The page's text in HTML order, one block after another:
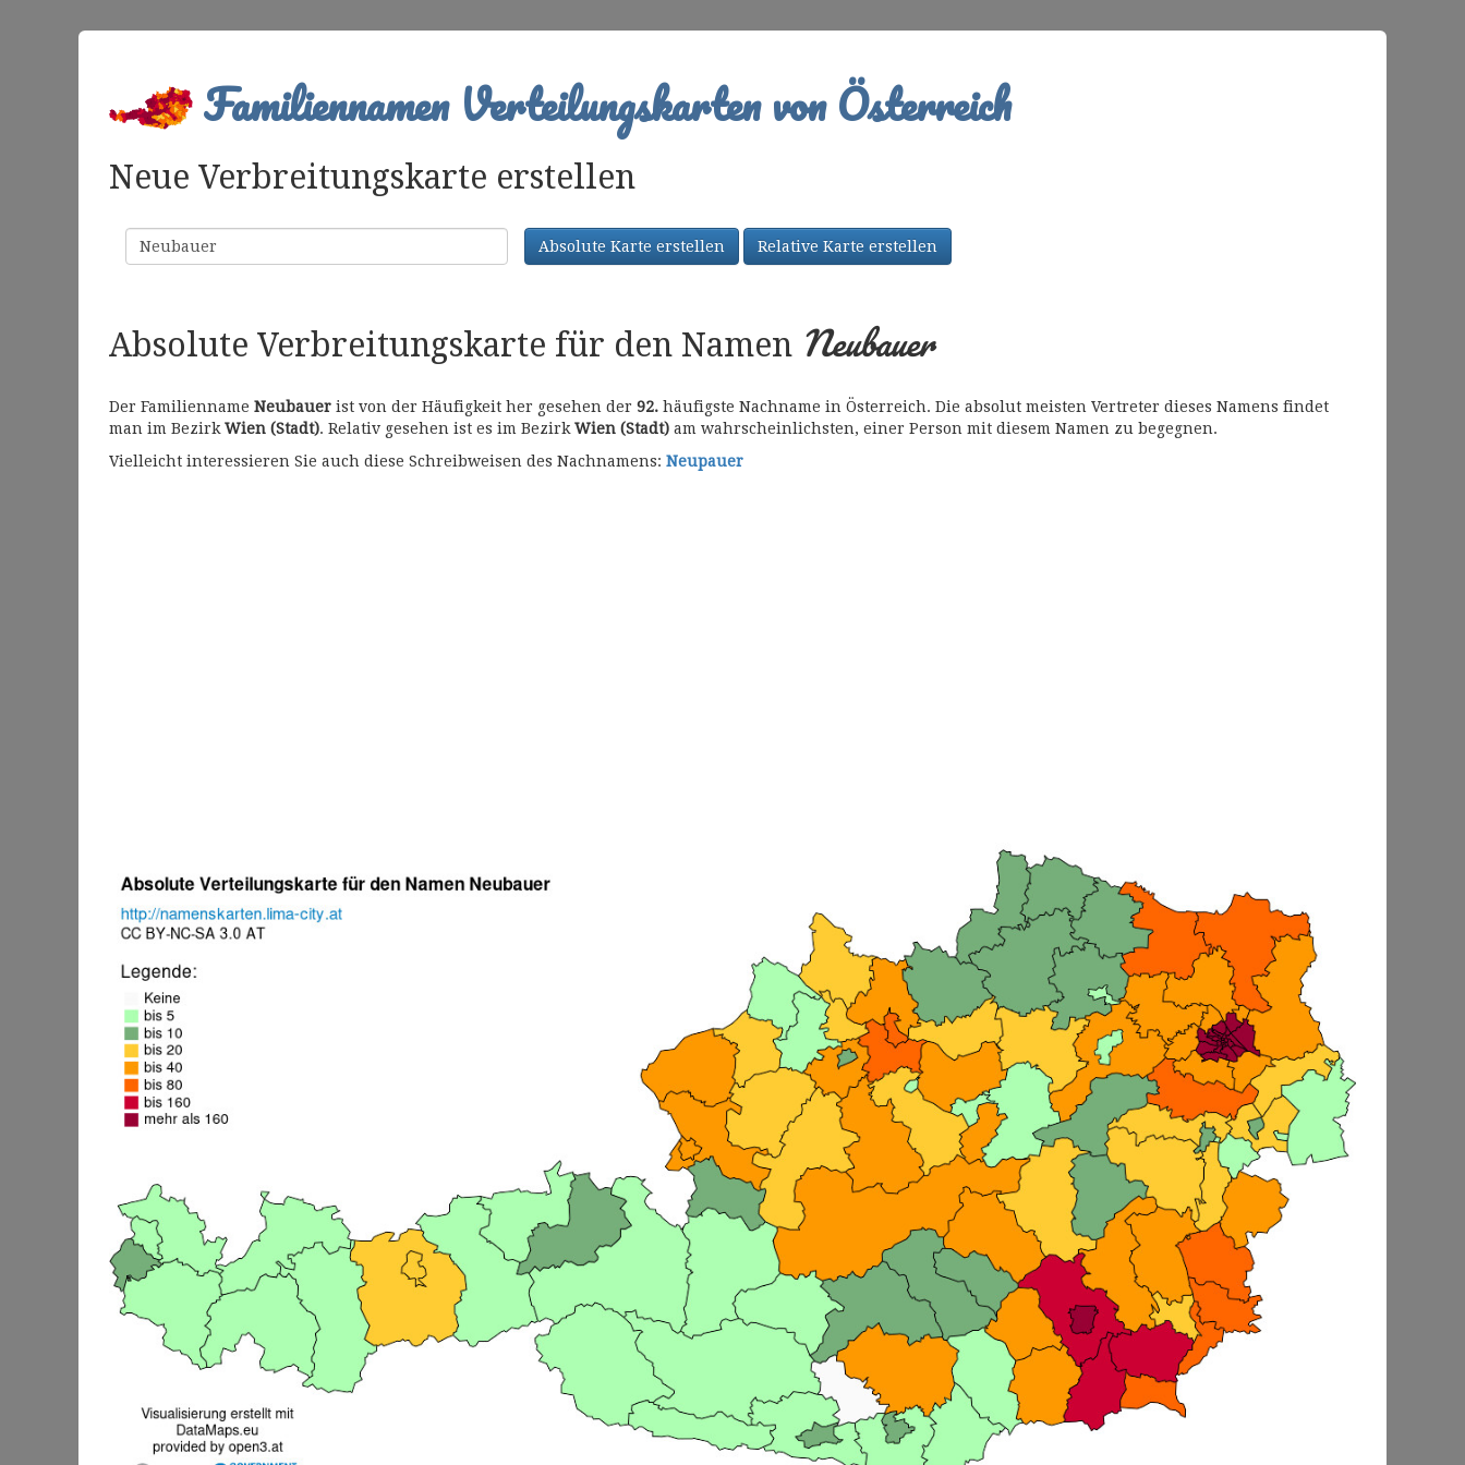
Familiennamen Verteilungskarten von Österreich
Neue Verbreitungskarte erstellen
Familienname Absolute Karte erstellen Relative Karte erstellen
Absolute Verbreitungskarte für den Namen Neubauer
Der Familienname Neubauer ist von der Häufigkeit her gesehen der 92. häufigste Nachname in Österreich. Die absolut meisten Vertreter dieses Namens findet
man im BezirkWien (Stadt). Relativ gesehen ist es im BezirkWien (Stadt) am wahrscheinlichsten, einer Person mit diesem Namen zu begegnen.
Vielleicht interessieren Sie auch diese Schreibweisen des Nachnamens: Neupauer